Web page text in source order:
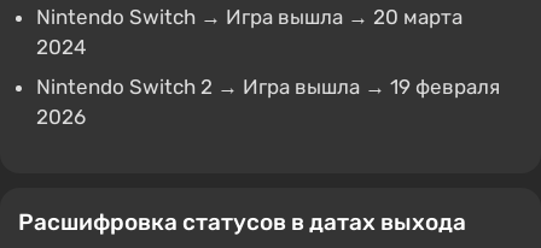
Nintendo Switch → Игра вышла → 20 марта
2024
Nintendo Switch 2 → Игра вышла → 19 февраля
2026
Расшифровка статусов в датах выхода